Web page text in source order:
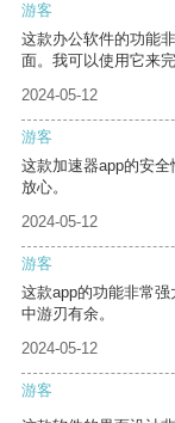
游客
这款办公软件的功能
面。我可以使用它来
2024-05-12
游客
这款加速器app的安
放心。
2024-05-12
游客
这款app的功能非常
中游刃有余。
2024-05-12
游客